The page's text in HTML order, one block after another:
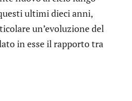
ultimi dieci anni,
un’evoluzione del
in esse il rapporto tra